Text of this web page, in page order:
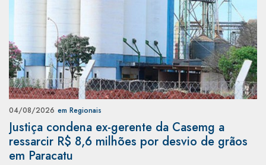
04/08/2026 em Regionais
Justiça condena ex-gerente da Casemg a
ressarcir R$ 8,6 milhões por desvio de grãos
em Paracatu